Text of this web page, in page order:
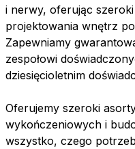
i nerwy, oferując
projektowania wnętrz
Zapewniamy
zespołowi
dziesięcioletnim
Oferujemy szeroki
wykończeniowych i
wszystko, czego